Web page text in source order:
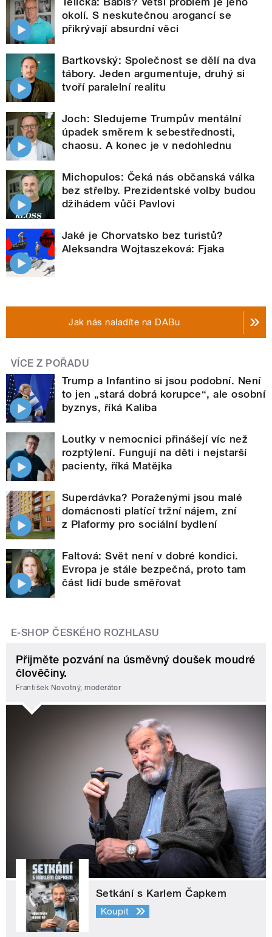
okolí. S neskutečnou arogancí se
přikrývají absurdní věci
Bartkovský: Společnost se dělí na dva
tábory. Jeden argumentuje, druhý si
tvoří paralelní realitu
Joch: Sledujeme Trumpův mentální
úpadek směrem k sebestřednosti,
chaosu. A konec je v nedohlednu
Michopulos: Čeká nás občanská válka
bez střelby. Prezidentské volby budou
džihádem vůči Pavlovi
Jaké je Chorvatsko bez turistů?
Aleksandra Wojtaszeková: Fjaka
Jak nás naladíte na DABu
VÍCE Z POŘADU
Trump a Infantino si jsou podobní. Není
to jen „stará dobrá korupce“, ale osobní
byznys, říká Kaliba
Loutky v nemocnici přinášejí víc než
rozptýlení. Fungují na děti i nejstarší
pacienty, říká Matějka
Superdávka? Poraženými jsou malé
domácnosti platící tržní nájem, zní
z Plaformy pro sociální bydlení
Faltová: Svět není v dobré kondici.
Evropa je stále bezpečná, proto tam
část lidí bude směřovat
E-SHOP ČESKÉHO ROZHLASU
Přijměte pozvání na úsměvný doušek moudré
člověčiny.
František Novotný, moderátor
Setkání s Karlem Čapkem
Koupit